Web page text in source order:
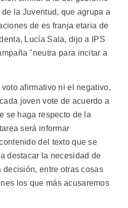
la Juventud, que agrupa a
de es franja etaria de
Lucía Sala, dijo a IPS
"neutra para incitar a
afirmativo ni el negativo,
joven vote de acuerdo a
se haga respecto de la
será informar
del texto que se
destacar la necesidad de
entre otras cosas
los que más acusaremos